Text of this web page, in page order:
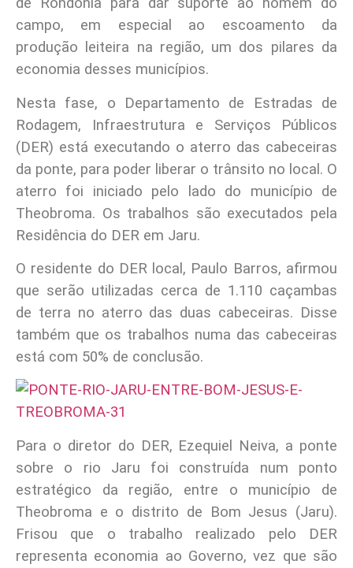
campo, em especial ao escoamento da
produção leiteira na região, um dos pilares da
economia desses municípios.
Nesta fase, o Departamento de Estradas de
Rodagem, Infraestrutura e Serviços Públicos
(DER) está executando o aterro das cabeceiras
da ponte, para poder liberar o trânsito no local. O
aterro foi iniciado pelo lado do município de
Theobroma. Os trabalhos são executados pela
Residência do DER em Jaru.
O residente do DER local, Paulo Barros, afirmou
que serão utilizadas cerca de 1.110 caçambas
de terra no aterro das duas cabeceiras. Disse
também que os trabalhos numa das cabeceiras
está com 50% de conclusão.
Para o diretor do DER, Ezequiel Neiva, a ponte
sobre o rio Jaru foi construída num ponto
estratégico da região, entre o município de
Theobroma e o distrito de Bom Jesus (Jaru).
Frisou que o trabalho realizado pelo DER
representa economia ao Governo, vez que são